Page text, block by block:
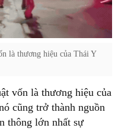
là thương hiệu của Thái Y
vốn là thương hiệu của
cũng trở thành nguồn
thông lớn nhất sự